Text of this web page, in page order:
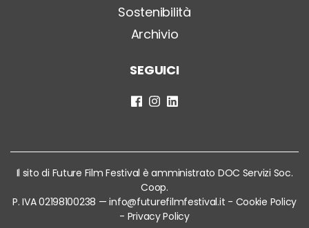
Sostenibilità
Archivio
SEGUICI
Il sito di Future Film Festival è amministrato DOC Servizi Soc.
Coop.
P. IVA 02198100238 —info@futurefilmfestival.it - Cookie Policy
- Privacy Policy